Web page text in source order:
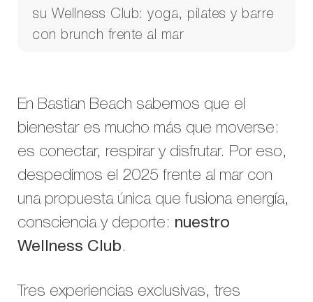
su Wellness Club: yoga, pilates y barre
con brunch frente al mar
En Bastian Beach sabemos que el
bienestar es mucho más que moverse:
es conectar, respirar y disfrutar. Por eso,
despedimos el 2025 frente al mar con
una propuesta única que fusiona energía,
consciencia y deporte: nuestro
Wellness Club.
Tres experiencias exclusivas, tres